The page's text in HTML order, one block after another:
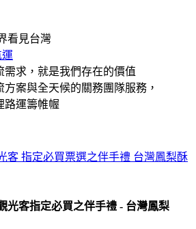
看見台灣
需求，就是我們存在的價值
案與全天候的關務團隊服務，
路運籌帷幄
客 指定必買票選之伴手禮 台灣鳳梨酥
光客指定必買之伴手禮 - 台灣鳳梨